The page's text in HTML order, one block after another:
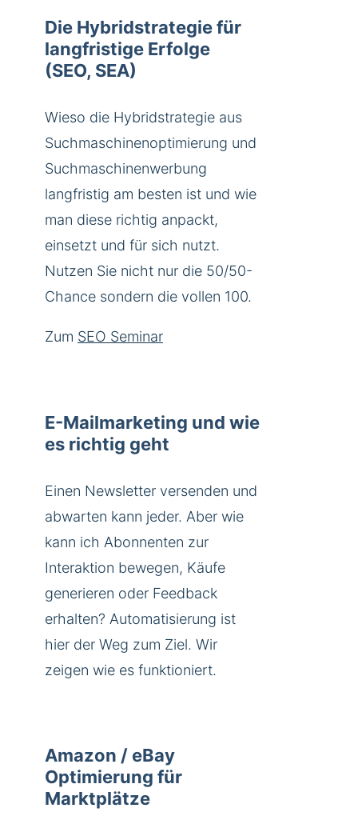
Die Hybridstrategie für
langfristige Erfolge
(SEO, SEA)
Wieso die Hybridstrategie aus
Suchmaschinenoptimierung und
Suchmaschinenwerbung
langfristig am besten ist und wie
man diese richtig anpackt,
einsetzt und für sich nutzt.
Nutzen Sie nicht nur die 50/50-
Chance sondern die vollen 100.
Zum SEO Seminar
E-Mailmarketing und wie
es richtig geht
Einen Newsletter versenden und
abwarten kann jeder. Aber wie
kann ich Abonnenten zur
Interaktion bewegen, Käufe
generieren oder Feedback
erhalten? Automatisierung ist
hier der Weg zum Ziel. Wir
zeigen wie es funktioniert.
Amazon / eBay
Optimierung für
Marktplätze